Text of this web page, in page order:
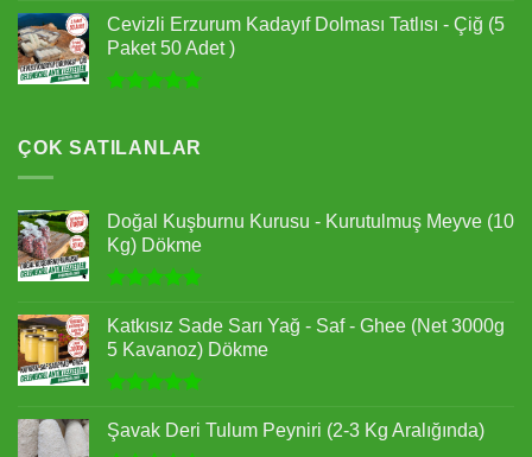
aldı
Cevizli Erzurum Kadayıf Dolması Tatlısı - Çiğ (5
Paket 50 Adet )
aldı
ÇOK SATILANLAR
Doğal Kuşburnu Kurusu - Kurutulmuş Meyve (10
Kg) Dökme
5.00oy
aldı
Katkısız Sade Sarı Yağ - Saf - Ghee (Net 3000g
5 Kavanoz) Dökme
5.00oy
aldı
Şavak Deri Tulum Peyniri (2-3 Kg Aralığında)